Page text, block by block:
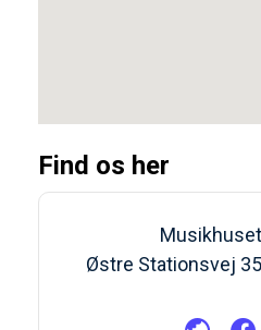
Find os her
Østre Stationsvej